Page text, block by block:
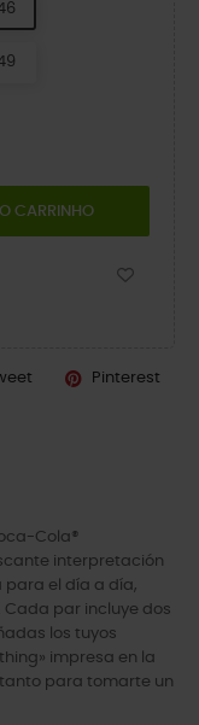
CARRINHO
Pinterest
Cola®
interpretación
para el día a día,
Cada par incluye dos
los tuyos
impresa en la
para tomarte un